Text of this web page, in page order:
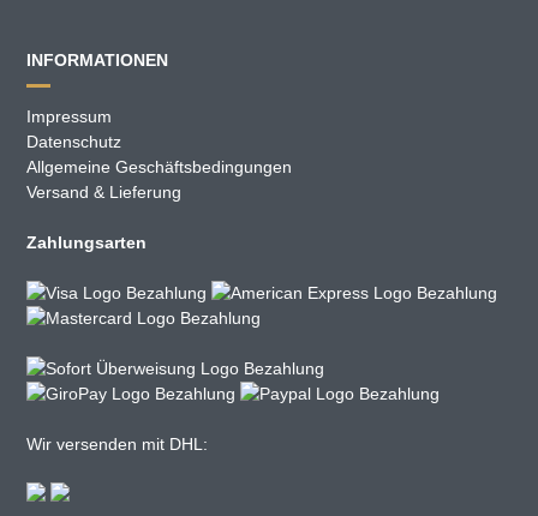
INFORMATIONEN
Impressum
Datenschutz
Allgemeine Geschäftsbedingungen
Versand & Lieferung
Zahlungsarten
Wir versenden mit DHL: